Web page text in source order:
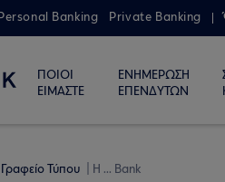
Personal Banking Private Banking
ΠΟΙΟΙ
ΕΙΜΑΣΤΕ
ΕΝΗΜΕΡΩΣΗ
ΕΠΕΝΔΥΤΩΝ
Γραφείο Τύπου Η ... Bank